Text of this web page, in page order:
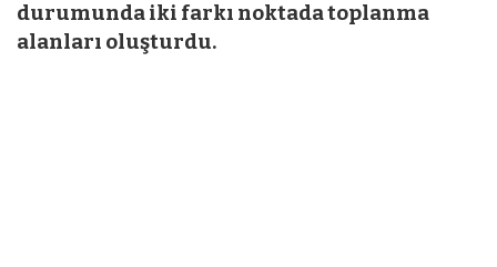
durumunda iki farkı noktada toplanma
alanları oluşturdu.